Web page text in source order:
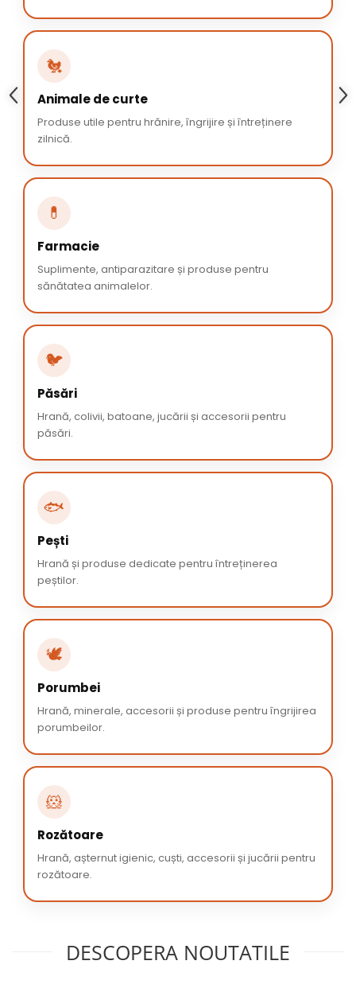
🐔
Animale de curte
Produse utile pentru hrănire, îngrijire și întreținere
zilnică.
💊
Farmacie
Suplimente, antiparazitare și produse pentru
sănătatea animalelor.
🐦
Păsări
Hrană, colivii, batoane, jucării și accesorii pentru
păsări.
🐟
Pești
Hrană și produse dedicate pentru întreținerea
peștilor.
🕊️
Porumbei
Hrană, minerale, accesorii și produse pentru îngrijirea
porumbeilor.
🐹
Rozătoare
Hrană, așternut igienic, cuști, accesorii și jucării pentru
rozătoare.
DESCOPERA NOUTATILE